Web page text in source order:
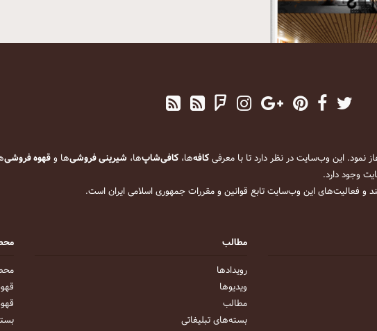
کافه‌ها، کافی‌شاپ‌ها، شیرینی فروشی‌ها وقهوه فروشی
وجود دارد.
و فعالیت‌های این وب‌سایت تابع قوانین و مقررات جمهوری اسلامی ایران است.
مطالب
رویداد‌ها
ویدیو‌ها
مطالب
بسته‌های تبلیغاتی